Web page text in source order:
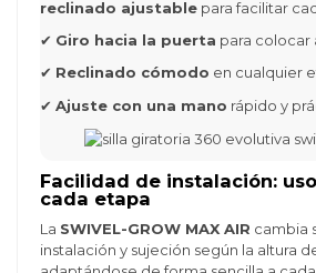
reclinado ajustablepara facilitar
✔ Giro hacia la puerta para colocar
✔ Reclinado cómodo en cualquier
✔ Ajuste con una mano rápido y
Facilidad de instalación:
cada etapa
La SWIVEL-GROW MAX AIR cambia
instalación y sujeción según la altura